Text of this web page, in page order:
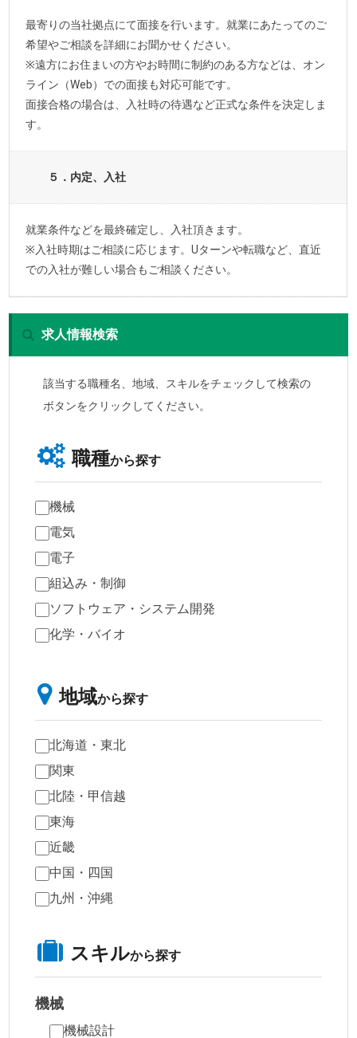
最寄りの当社拠点にて面接を行います。就業にあたってのご
希望やご相談を詳細にお聞かせください。
※遠方にお住まいの方やお時間に制約のある方などは、オン
ライン（Web）での面接も対応可能です。
面接合格の場合は、入社時の待遇など正式な条件を決定しま
す。
５．内定、入社
就業条件などを最終確定し、入社頂きます。
※入社時期はご相談に応じます。Uターンや転職など、直近
での入社が難しい場合もご相談ください。
求人情報検索
該当する職種名、地域、スキルをチェックして検索の
ボタンをクリックしてください。
職種から探す
機械
電気
電子
組込み・制御
ソフトウェア・システム開発
化学・バイオ
地域から探す
北海道・東北
関東
北陸・甲信越
東海
近畿
中国・四国
九州・沖縄
スキルから探す
機械
機械設計